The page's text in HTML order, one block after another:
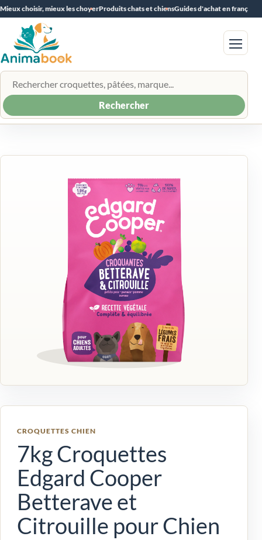
Mieux choisir, mieux les choyerProduits chats et chiensGuides d'achat en français
Rechercher un produit
Rechercher
Menu
CROQUETTES CHIEN
7kg Croquettes
Edgard Cooper
Betterave et
Citrouille pour Chien